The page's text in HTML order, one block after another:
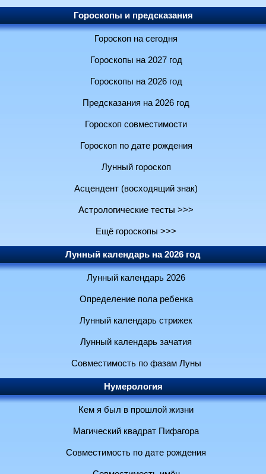
Гороскопы и предсказания
Гороскоп на сегодня
Гороскопы на 2027 год
Гороскопы на 2026 год
Предсказания на 2026 год
Гороскоп совместимости
Гороскоп по дате рождения
Лунный гороскоп
Асцендент (восходящий знак)
Астрологические тесты >>>
Ещё гороскопы >>>
Лунный календарь на 2026 год
Лунный календарь 2026
Определение пола ребенка
Лунный календарь стрижек
Лунный календарь зачатия
Совместимость по фазам Луны
Нумерология
Кем я был в прошлой жизни
Магический квадрат Пифагора
Совместимость по дате рождения